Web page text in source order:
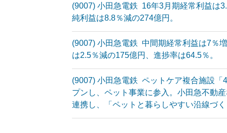
(9007) 小田急電鉄 16年3月期経常利益は
純利益は8.8％減の274億円。
(9007) 小田急電鉄 中間期経常利益は7％
は2.5％減の175億円、進捗率は64.5％。
(9007) 小田急電鉄 ペットケア複合施設「
プンし、ペット事業に参入。小田急不動
連携し、「ペットと暮らしやすい沿線づく